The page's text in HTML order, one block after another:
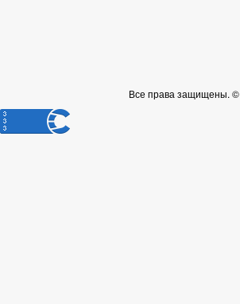
Все права защищены. ©